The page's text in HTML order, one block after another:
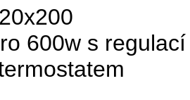
600w s regulací